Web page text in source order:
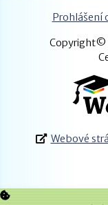
Prohlášení
Copyright©
Webové